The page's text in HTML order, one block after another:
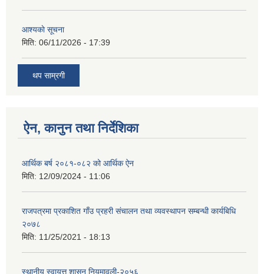
आश्यकाे सूचना
मिति: 06/11/2026 - 17:39
थप साम्रगी
ऐन, कानुन तथा निर्देशिका
आर्थिक बर्ष २०८१-०८२ को आर्थिक ऐन
मिति: 12/09/2024 - 11:06
राजपत्रमा प्रकाशित गाँउ प्रहरी संचालन तथा व्यवस्थापन सम्बन्धी कार्यबिधि
२०७८
मिति: 11/25/2021 - 18:13
स्थानीय स्वायत्त शासन नियमावली-२०५६